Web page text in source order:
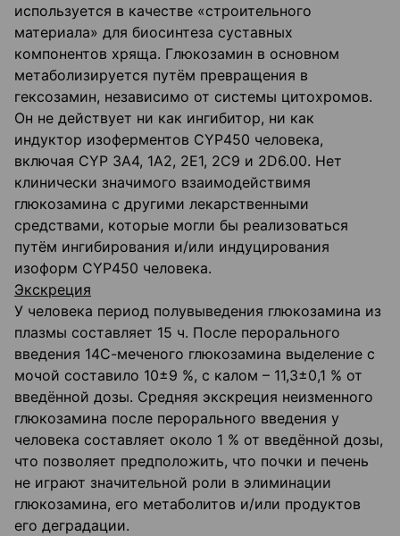
используется в качестве «строительного
материала» для биосинтеза суставных
компонентов хряща. Глюкозамин в основном
метаболизируется путём превращения в
гексозамин, независимо от системы цитохромов.
Он не действует ни как ингибитор, ни как
индуктор изоферментов CYP450 человека,
включая CYP 3A4, 1A2, 2E1, 2C9 и 2D6.00. Нет
клинически значимого взаимодействимя
глюкозамина с другими лекарственными
средствами, которые могли бы реализоваться
путём ингибирования и/или индуцирования
изоформ CYP450 человека.
Экскреция
У человека период полувыведения глюкозамина из
плазмы составляет 15 ч. После перорального
введения 14С-меченого глюкозамина выделение с
мочой составило 10±9 %, с калом – 11,3±0,1 % от
введённой дозы. Средняя экскреция неизменного
глюкозамина после перорального введения у
человека составляет около 1 % от введённой дозы,
что позволяет предположить, что почки и печень
не играют значительной роли в элиминации
глюкозамина, его метаболитов и/или продуктов
его деградации.